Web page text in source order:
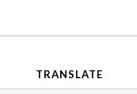
TRANSLATE